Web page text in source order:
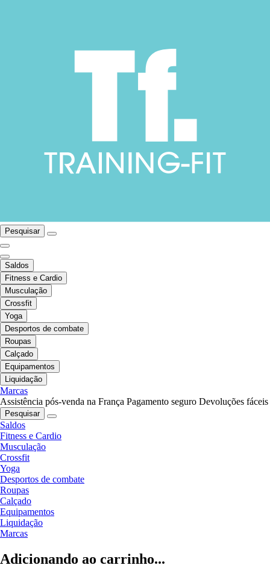
Pesquisar
Saldos
Fitness e Cardio
Musculação
Crossfit
Yoga
Desportos de combate
Roupas
Calçado
Equipamentos
Liquidação
Marcas
Assistência pós-venda na França Pagamento seguro Devoluções fáceis
Pesquisar
Saldos
Fitness e Cardio
Musculação
Crossfit
Yoga
Desportos de combate
Roupas
Calçado
Equipamentos
Liquidação
Marcas
Adicionando ao carrinho...